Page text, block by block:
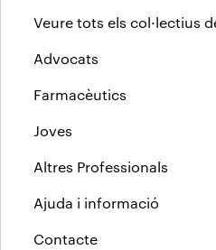
Veure tots els col·lectius
Advocats
Farmacèutics
Joves
Altres Professionals
Ajuda i informació
Contacte